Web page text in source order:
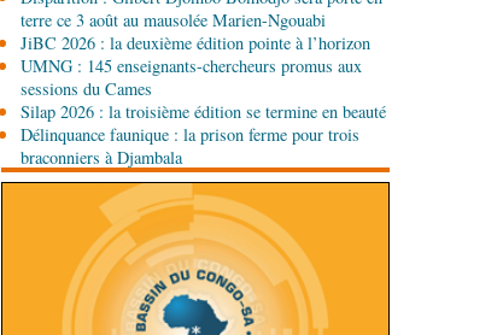
06-08-2026 08:45
PolitiqueVie des institutions : Pierre Ngolo et
Pierre Oba jettent les bases d’une collaboration
fructueuse
06-08-2026 08:30
Afrique-MondeCentrafrique : les sanctions de
l'ONU cachent la guerre silencieuse pour le
contrôle des ressources
terre ce 3 août au mausolée Marien-Ngouabi
JiBC 2026 : la deuxième édition pointe à l’horizon
UMNG : 145 enseignants-chercheurs promus aux
sessions du Cames
Silap 2026 : la troisième édition se termine en beauté
Délinquance faunique : la prison ferme pour trois
braconniers à Djambala